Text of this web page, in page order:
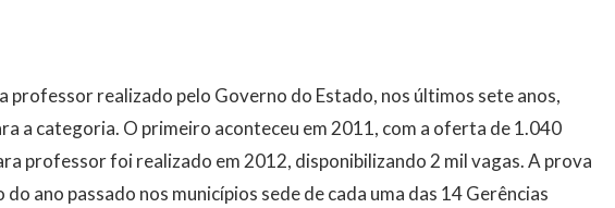
professor realizado pelo Governo do Estado, nos últimos sete anos,
a categoria. O primeiro aconteceu em 2011, com a oferta de 1.040
professor foi realizado em 2012, disponibilizando 2 mil vagas. A prova
ano passado nos municípios sede de cada uma das 14 Gerências